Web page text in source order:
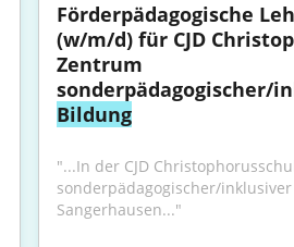
Förderpädagogische
(w/m/d) für CJD
Zentrum
Bildung
"...In der CJD
sonderpädagogischer/inklusiver
Sangerhausen..."